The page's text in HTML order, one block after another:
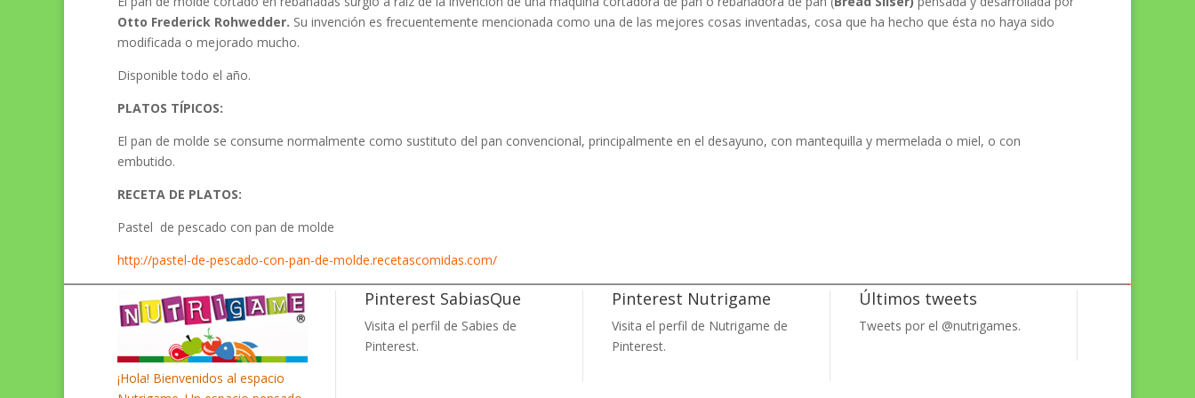
Otto Frederick Rohwedder. Su invención es frecuentemente mencionada como una de las mejores cosas inventadas, cosa que ha hecho que ésta no haya sido
modificada o mejorado mucho.
Disponible todo el año.
PLATOS TÍPICOS:
El pan de molde se consume normalmente como sustituto del pan convencional, principalmente en el desayuno, con mantequilla y mermelada o miel, o con
embutido.
RECETA DE PLATOS:
Pastel de pescado con pan de molde
http://pastel-de-pescado-con-pan-de-molde.recetascomidas.com/
¡Hola! Bienvenidos al espacio
Pinterest SabiasQue
Visita el perfil de Sabies de
Pinterest.
Pinterest Nutrigame
Visita el perfil de Nutrigame de
Pinterest.
Últimos tweets
Tweets por el @nutrigames.